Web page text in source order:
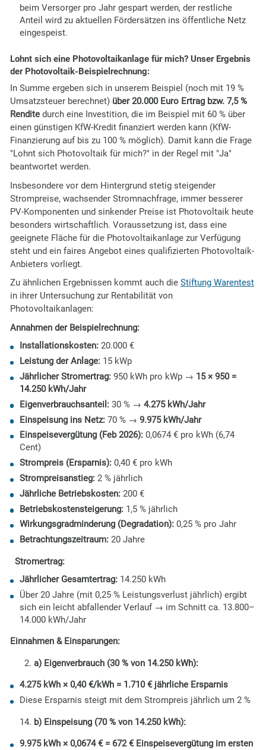
beim Versorger pro Jahr gespart werden, der restliche
Anteil wird zu aktuellen Fördersätzen ins öffentliche Netz
eingespeist.
Lohnt sich eine Photovoltaikanlage für mich? Unser Ergebnis
der Photovoltaik-Beispielrechnung:
In Summe ergeben sich in unserem Beispiel (noch mit 19 %
Umsatzsteuer berechnet) über 20.000 Euro Ertrag bzw. 7,5 %
Renditedurch eine Investition, die im Beispiel mit 60 % über
einen günstigen KfW-Kredit finanziert werden kann (KfW-
Finanzierung auf bis zu 100 % möglich). Damit kann die Frage
"Lohnt sich Photovoltaik für mich?" in der Regel mit "Ja"
beantwortet werden.
Insbesondere vor dem Hintergrund stetig steigender
Strompreise, wachsender Stromnachfrage, immer besserer
PV-Komponenten und sinkender Preise ist Photovoltaik heute
besonders wirtschaftlich. Voraussetzung ist, dass eine
geeignete Fläche für die Photovoltaikanlage zur Verfügung
steht und ein faires Angebot eines qualifizierten Photovoltaik-
Anbieters vorliegt.
Zu ähnlichen Ergebnissen kommt auch die Stiftung Warentest
in ihrer Untersuchung zur Rentabilität von
Photovoltaikanlagen:
Annahmen der Beispielrechnung:
Installationskosten:20.000 €
Leistung der Anlage:15 kWp
Jährlicher Stromertrag:950 kWh pro kWp → 15 × 950 =
14.250 kWh/Jahr
Eigenverbrauchsanteil:30 % → 4.275 kWh/Jahr
Einspeisung ins Netz:70 % → 9.975 kWh/Jahr
Einspeisevergütung (Feb 2026):0,0674 € pro kWh (6,74
Cent)
Strompreis (Ersparnis):0,40 € pro kWh
Strompreisanstieg:2 % jährlich
Jährliche Betriebskosten:200 €
Betriebskostensteigerung:1,5 % jährlich
Wirkungsgradminderung (Degradation):0,25 % pro Jahr
Betrachtungszeitraum:20 Jahre
Stromertrag:
Jährlicher Gesamtertrag:14.250 kWh
Über 20 Jahre (mit 0,25 % Leistungsverlust jährlich) ergibt
sich ein leicht abfallender Verlauf → im Schnitt ca. 13.800–
14.000 kWh/Jahr
Einnahmen & Einsparungen:
a) Eigenverbrauch (30 % von 14.250 kWh):
4.275 kWh × 0,40 €/kWh = 1.710 € jährliche Ersparnis
Diese Ersparnis steigt mit dem Strompreis jährlich um 2 %
b) Einspeisung (70 % von 14.250 kWh):
9.975 kWh × 0,0674 € = 672 € Einspeisevergütung im ersten